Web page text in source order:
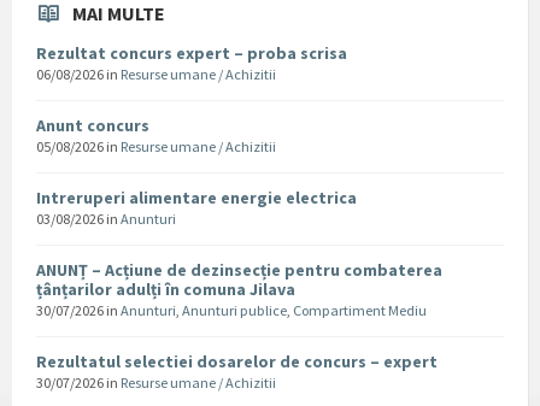
MAI MULTE
Rezultat concurs expert – proba scrisa
06/08/2026 in Resurse umane / Achizitii
Anunt concurs
05/08/2026 in Resurse umane / Achizitii
Intreruperi alimentare energie electrica
03/08/2026 in Anunturi
ANUNȚ – Acțiune de dezinsecție pentru combaterea
țânțarilor adulți în comuna Jilava
30/07/2026 in Anunturi, Anunturi publice, Compartiment Mediu
Rezultatul selectiei dosarelor de concurs – expert
30/07/2026 in Resurse umane / Achizitii